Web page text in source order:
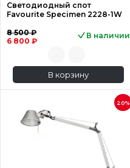
Светодиодный спот
Favourite Specimen 2228-1W
8 500 ₽
6 800 ₽
В наличии
В корзину
20%